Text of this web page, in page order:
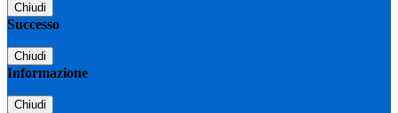
Chiudi
Successo
Chiudi
Informazione
Chiudi